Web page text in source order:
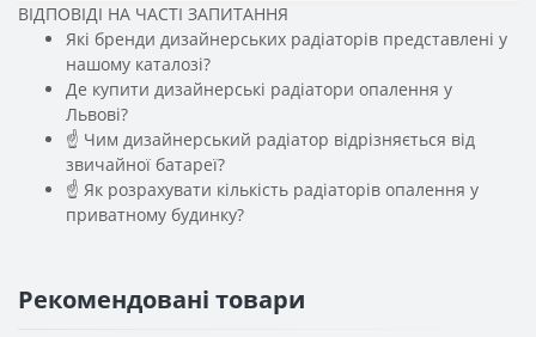
ВІДПОВІДІ НА ЧАСТІ ЗАПИТАННЯ
Які бренди дизайнерських радіаторів представлені у
нашому каталозі?
Де купити дизайнерські радіатори опалення у
Львові?
☝ Чим дизайнерський радіатор відрізняється від
звичайної батареї?
☝ Як розрахувати кількість радіаторів опалення у
приватному будинку?
Рекомендовані товари